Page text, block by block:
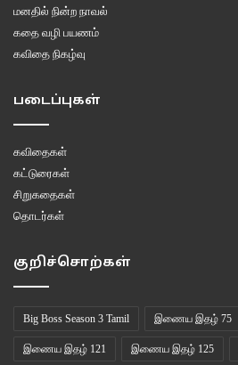
மனதில் நின்ற நாவல்
கதை வழி பயணம்
கவிதை நிகழ்வு
படைப்புகள்
கவிதைகள்
கட்டுரைகள்
சிறுகதைகள்
தொடர்கள்
குறிச்சொற்கள்
Big Boss Season 3 Tamil இணைய இதழ் 75
இணைய இதழ் 121 இணைய இதழ் 125